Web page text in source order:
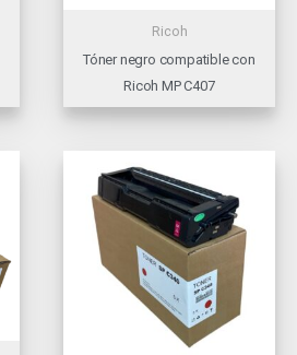
Ricoh
Tóner negro compatible con
Ricoh MP C407